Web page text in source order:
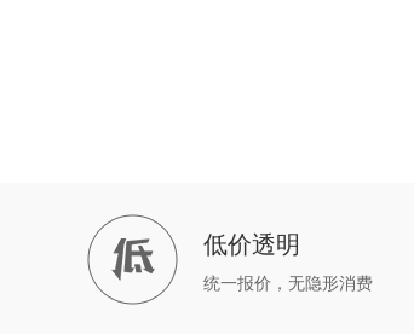
低价透明
统一报价，无隐形消费